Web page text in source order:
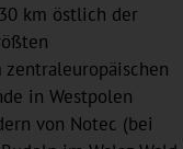
km östlich der
zentraleuropäischen
in Westpolen
von Notec (bei